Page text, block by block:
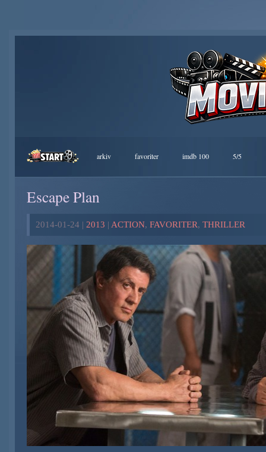
arkiv favoriter imdb 100 5/5
Escape Plan
2014-01-24 | 2013 | ACTION, FAVORITER, THRILLER